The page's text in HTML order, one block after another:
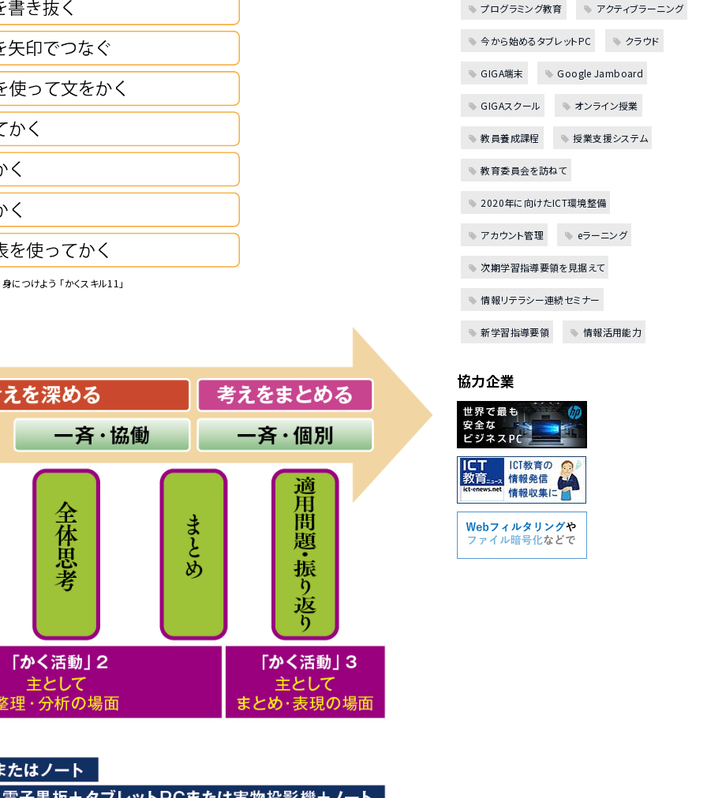
つけよう 「かくスキル11」
プログラミング教育 アクティブラーニング
今から始めるタブレットPC クラウド
GIGA端末 Google Jamboard
GIGAスクール オンライン授業
教員養成課程 授業支援システム
教育委員会を訪ねて
2020年に向けたICT環境整備
アカウント管理 eラーニング
次期学習指導要領を見据えて
情報リテラシー連続セミナー
新学習指導要領 情報活用能力
協力企業